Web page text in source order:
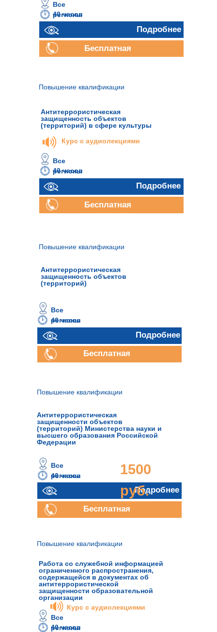
Антитеррористическая
защищенности объектов
(территорий) Министерства науки и
высшего образования Российской
Федерации
Антитеррористическая
защищенность объектов
(территорий) в сфере культуры
Подробнее
Подробнее
Подробнее
Антитеррористическая
защищенность объектов
(территорий)
Подробнее
40 часов
Все
регионы
40 часов
Все
регионы
Бесплатная
Бесплатная
Повышение квалификации
Повышение квалификации
40 часов
Все
регионы
40 часов
1500
руб.
Все
регионы
Бесплатная
Бесплатная
Повышение квалификации
Повышение квалификации
Работа со служебной информацией
ограниченного распространения,
содержащейся в документах об
антитеррористической
защищенности образовательной
организации
40 часов
Все
регионы
Курс с аудиолекциями
Курс с аудиолекциями